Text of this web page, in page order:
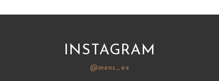
INSTAGRAM
@mens_ex